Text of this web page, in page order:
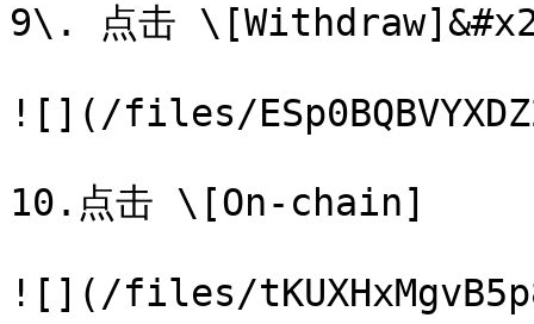
9\. 点击
![](/files/
10.点击 \[On-chain]
![](/files/